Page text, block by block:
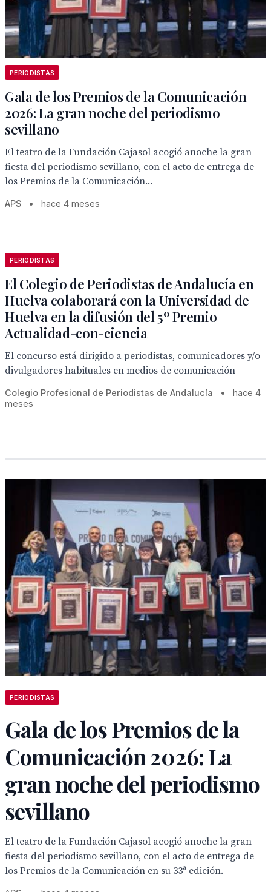
PERIODISTAS
Gala de los Premios de la Comunicación
2026: La gran noche del periodismo
sevillano
El teatro de la Fundación Cajasol acogió anoche la gran
fiesta del periodismo sevillano, con el acto de entrega de
los Premios de la Comunicación...
APS • hace 4 meses
PERIODISTAS
El Colegio de Periodistas de Andalucía en
Huelva colaborará con la Universidad de
Huelva en la difusión del 5º Premio
Actualidad-con-ciencia
El concurso está dirigido a periodistas, comunicadores y/o
divulgadores habituales en medios de comunicación
Colegio Profesional de Periodistas de Andalucía •
hace 4
meses
PERIODISTAS
Gala de los Premios de la
Comunicación 2026: La
gran noche del periodismo
sevillano
El teatro de la Fundación Cajasol acogió anoche la gran
fiesta del periodismo sevillano, con el acto de entrega de
los Premios de la Comunicación en su 33ª edición.